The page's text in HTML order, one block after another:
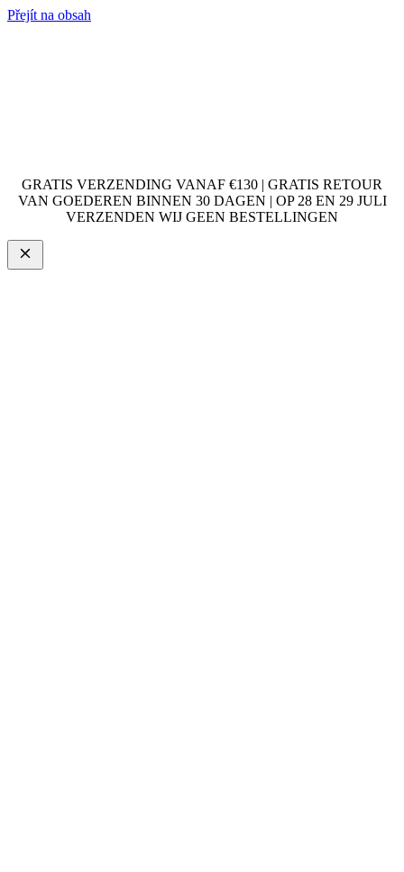
Přejít na obsah
GRATIS VERZENDING VANAF €130 | GRATIS RETOUR
VAN GOEDEREN BINNEN 30 DAGEN | OP 28 EN 29 JULI
VERZENDEN WIJ GEEN BESTELLINGEN